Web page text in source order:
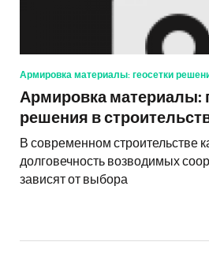
Армировка материалы: геосетки
Армировка материалы:
решения в
В современном строительстве
долговечность возводимых
зависят от выбора